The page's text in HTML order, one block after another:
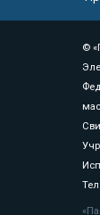
©